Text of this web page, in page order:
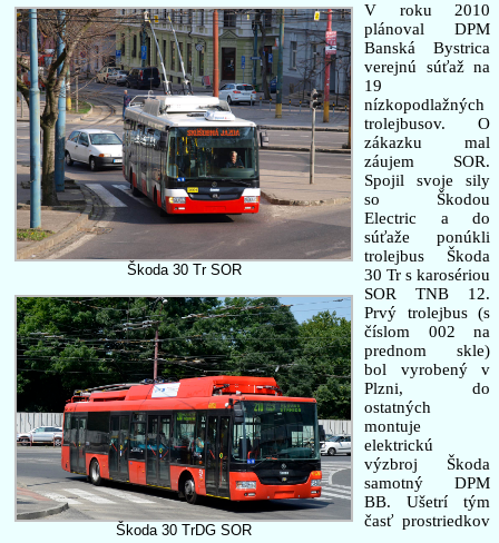
Škoda 30 Tr SOR
Škoda 30 TrDG SOR
V roku 2010
plánoval DPM
Banská Bystrica
verejnú súťaž na
19
nízkopodlažných
trolejbusov. O
zákazku mal
záujem SOR.
Spojil svoje sily
so Škodou
Electric a do
súťaže ponúkli
trolejbus Škoda
30 Tr s karosériou
SOR TNB 12.
Prvý trolejbus (s
číslom 002 na
prednom skle)
bol vyrobený v
Plzni, do
ostatných
montuje
elektrickú
výzbroj Škoda
samotný DPM
BB. Ušetrí tým
časť prostriedkov